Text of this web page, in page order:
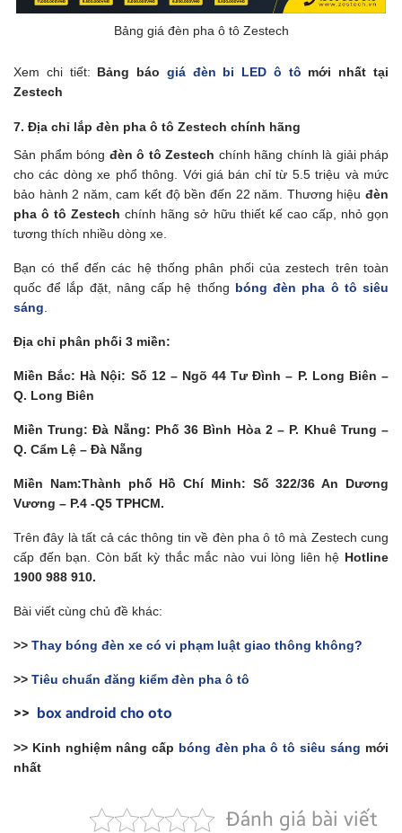
Bảng giá đèn pha ô tô Zestech
Xem chi tiết: Bảng báo giá đèn bi LED ô tô mới nhất tại
Zestech
7. Địa chỉ lắp đèn pha ô tô Zestech chính hãng
Sản phẩm bóng đèn ô tô Zestech chính hãng chính là giải pháp
cho các dòng xe phổ thông. Với giá bán chỉ từ 5.5 triệu và mức
bảo hành 2 năm, cam kết độ bền đến 22 năm. Thương hiệu đèn
pha ô tô Zestech chính hãng sở hữu thiết kế cao cấp, nhỏ gọn
tương thích nhiều dòng xe.
Bạn có thể đến các hệ thống phân phối của zestech trên toàn
quốc để lắp đặt, nâng cấp hệ thống bóng đèn pha ô tô siêu
sáng.
Địa chỉ phân phối 3 miền:
Miền Bắc: Hà Nội: Số 12 – Ngõ 44 Tư Đình – P. Long Biên –
Q. Long Biên
Miền Trung: Đà Nẵng: Phố 36 Bình Hòa 2 – P. Khuê Trung –
Q. Cẩm Lệ – Đà Nẵng
Miền Nam:Thành phố Hồ Chí Minh: Số 322/36 An Dương
Vương – P.4 -Q5 TPHCM.
Trên đây là tất cả các thông tin về đèn pha ô tô mà Zestech cung
cấp đến bạn. Còn bất kỳ thắc mắc nào vui lòng liên hệ Hotline
1900 988 910.
Bài viết cùng chủ đề khác:
>> Thay bóng đèn xe có vi phạm luật giao thông không?
>> Tiêu chuẩn đăng kiểm đèn pha ô tô
>> box android cho oto
>> Kinh nghiệm nâng cấp bóng đèn pha ô tô siêu sáng mới
nhất
Đánh giá bài viết